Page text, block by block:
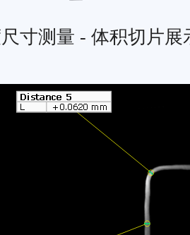
寸测量 - 体积切片展